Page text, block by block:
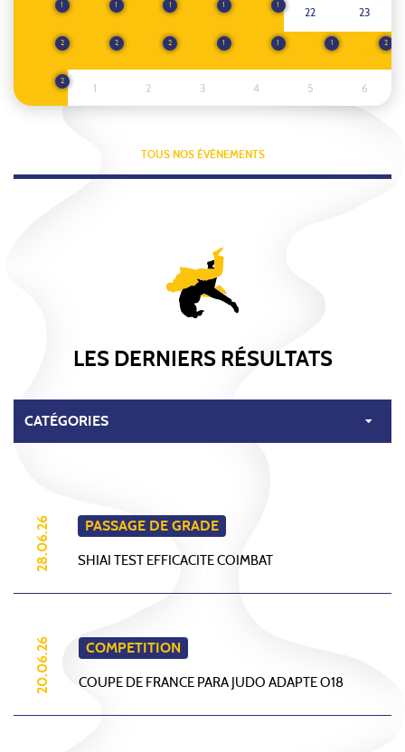
1 1 1 1 1
22 23
2 2 2 1 1 1 2
2
1 2 3 4 5 6
TOUS NOS ÉVÈNEMENTS
LES DERNIERS RÉSULTATS
28.06.26 PASSAGE DE GRADE
SHIAI TEST EFFICACITE COIMBAT
20.06.26 COMPETITION
COUPE DE FRANCE PARA JUDO ADAPTE O18